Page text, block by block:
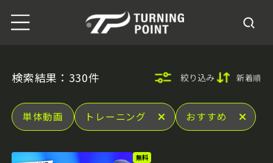
検索結果：330件 絞り込み 新着順
単体動画 トレーニング おすすめ
無料